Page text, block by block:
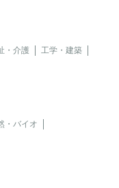
・介護
工学・建築
・バイオ